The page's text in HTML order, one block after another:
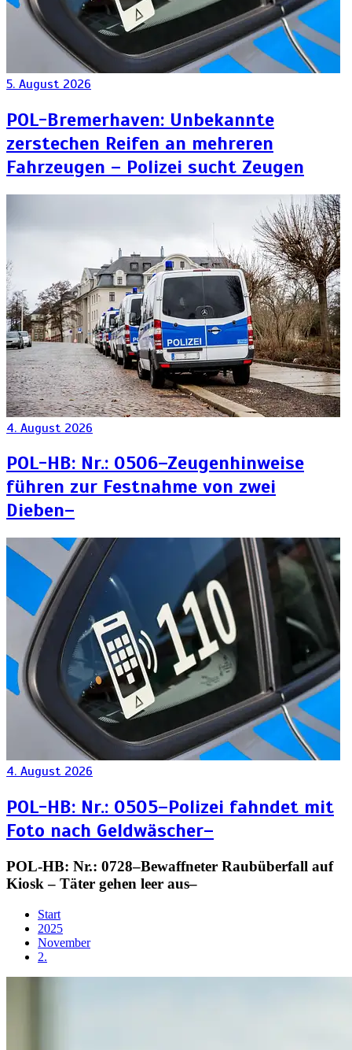
5. August 2026
POL-Bremerhaven: Unbekannte
zerstechen Reifen an mehreren
Fahrzeugen – Polizei sucht Zeugen
4. August 2026
POL-HB: Nr.: 0506–Zeugenhinweise
führen zur Festnahme von zwei
Dieben–
4. August 2026
POL-HB: Nr.: 0505–Polizei fahndet mit
Foto nach Geldwäscher–
POL-HB: Nr.: 0728–Bewaffneter Raubüberfall auf
Kiosk – Täter gehen leer aus–
Start
2025
November
2.